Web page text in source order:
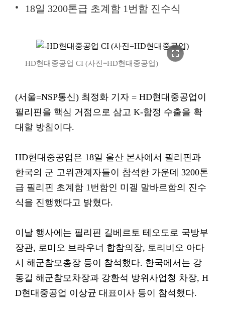
18일 3200톤급 초계함 1번함 진수식
fullscreen
HD현대중공업 CI (사진=HD현대중공업)
(서울=NSP통신) 최정화 기자 = HD현대중공업이
필리핀을 핵심 거점으로 삼고 K-함정 수출을 확
대할 방침이다.
HD현대중공업은 18일 울산 본사에서 필리핀과
한국의 군 고위관계자들이 참석한 가운데 3200톤
급 필리핀 초계함 1번함인 미겔 말바르함의 진수
식을 진행했다고 밝혔다.
이날 행사에는 필리핀 길베르토 테오도로 국방부
장관, 로미오 브라우너 합참의장, 토리비오 아다
시 해군참모총장 등이 참석했다. 한국에서는 강
동길 해군참모차장과 강환석 방위사업청 차장, H
D현대중공업 이상균 대표이사 등이 참석했다.